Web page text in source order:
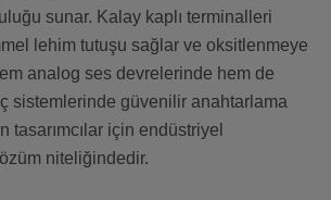
sunar. Kalay kaplı terminalleri
lehim tutuşu sağlar ve oksitlenmeye
analog ses devrelerinde hem de
sistemlerinde güvenilir anahtarlama
tasarımcılar için endüstriyel
niteliğindedir.